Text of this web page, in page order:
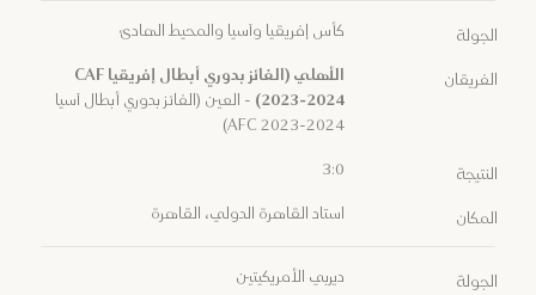
الجولة كأس إفريقيا وآسيا والمحيط الهادئ
الفريقان
الأهلي (الفائز بدوري أبطال إفريقيا CAF
2023-2024) - العين (الفائز بدوري أبطال آسيا
AFC 2023-2024)
النتيجة 3:0
المكان استاد القاهرة الدولي، القاهرة
الجولة ديربي الأمريكيتين